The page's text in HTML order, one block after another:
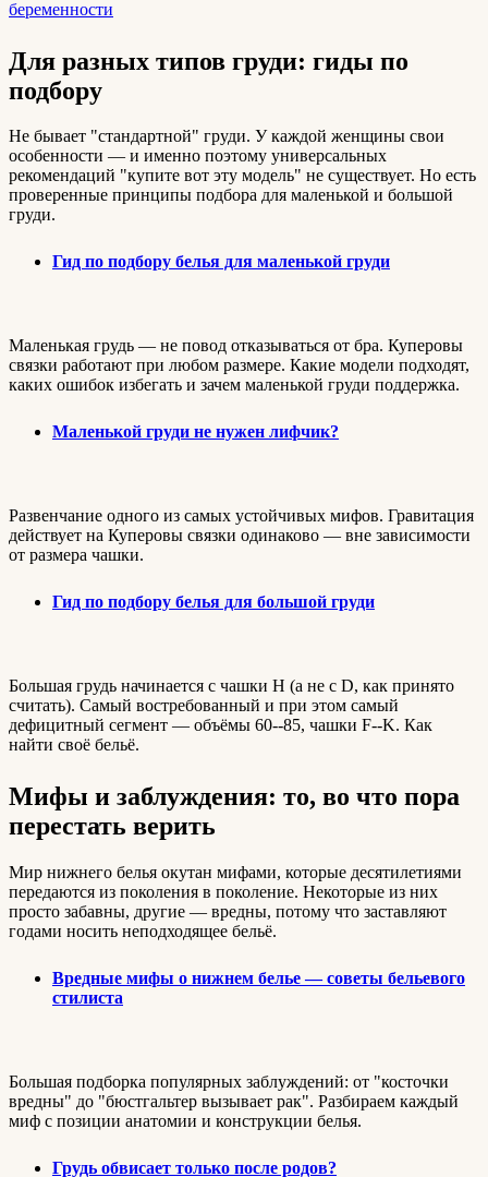
беременности
Для разных типов груди: гиды по
подбору
Не бывает "стандартной" груди. У каждой женщины свои
особенности — и именно поэтому универсальных
рекомендаций "купите вот эту модель" не существует. Но есть
проверенные принципы подбора для маленькой и большой
груди.
Гид по подбору белья для маленькой груди
Маленькая грудь — не повод отказываться от бра. Куперовы
связки работают при любом размере. Какие модели подходят,
каких ошибок избегать и зачем маленькой груди поддержка.
Маленькой груди не нужен лифчик?
Развенчание одного из самых устойчивых мифов. Гравитация
действует на Куперовы связки одинаково — вне зависимости
от размера чашки.
Гид по подбору белья для большой груди
Большая грудь начинается с чашки H (а не с D, как принято
считать). Самый востребованный и при этом самый
дефицитный сегмент — объёмы 60--85, чашки F--K. Как
найти своё бельё.
Мифы и заблуждения: то, во что пора
перестать верить
Мир нижнего белья окутан мифами, которые десятилетиями
передаются из поколения в поколение. Некоторые из них
просто забавны, другие — вредны, потому что заставляют
годами носить неподходящее бельё.
Вредные мифы о нижнем белье — советы бельевого
стилиста
Большая подборка популярных заблуждений: от "косточки
вредны" до "бюстгальтер вызывает рак". Разбираем каждый
миф с позиции анатомии и конструкции белья.
Грудь обвисает только после родов?